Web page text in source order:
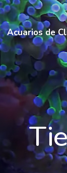
Acuarios de